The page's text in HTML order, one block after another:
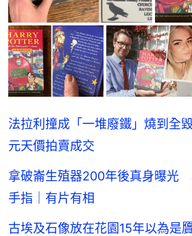
法拉利撞成「一堆廢鐵」燒到
元天價拍賣成交
拿破崙生殖器200年後真身曝光
手指｜有片有相
古埃及石像放在花園15年以為